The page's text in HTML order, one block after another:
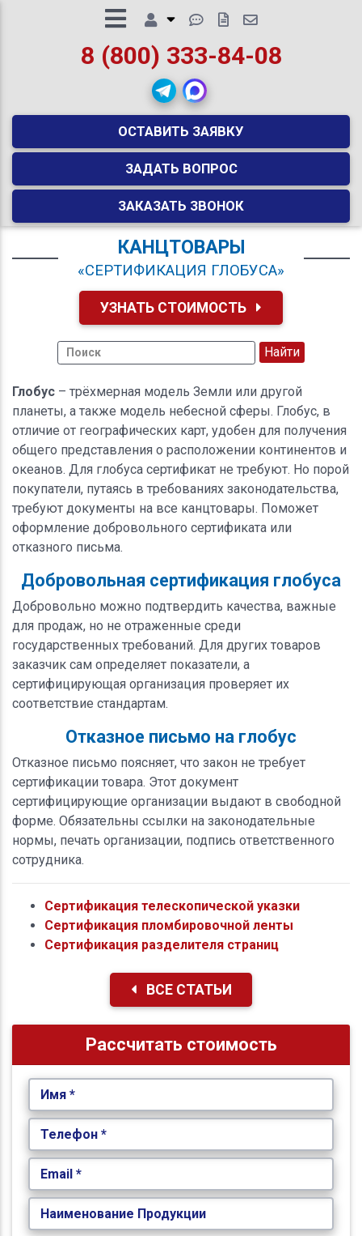
8 (800) 333-84-08
ОСТАВИТЬ ЗАЯВКУ
ЗАДАТЬ ВОПРОС
ЗАКАЗАТЬ ЗВОНОК
КАНЦТОВАРЫ
«СЕРТИФИКАЦИЯ ГЛОБУСА»
УЗНАТЬ СТОИМОСТЬ
Глобус – трёхмерная модель Земли или другой
планеты, а также модель небесной сферы. Глобус, в
отличие от географических карт, удобен для получения
общего представления о расположении континентов и
океанов. Для глобуса сертификат не требуют. Но порой
покупатели, путаясь в требованиях законодательства,
требуют документы на все канцтовары. Поможет
оформление добровольного сертификата или
отказного письма.
Добровольная сертификация глобуса
Добровольно можно подтвердить качества, важные
для продаж, но не отраженные среди
государственных требований. Для других товаров
заказчик сам определяет показатели, а
сертифицирующая организация проверяет их
соответствие стандартам.
Отказное письмо на глобус
Отказное письмо поясняет, что закон не требует
сертификации товара. Этот документ
сертифицирующие организации выдают в свободной
форме. Обязательны ссылки на законодательные
нормы, печать организации, подпись ответственного
сотрудника.
Сертификация телескопической указки
Сертификация пломбировочной ленты
Сертификация разделителя страниц
ВСЕ СТАТЬИ
Рассчитать стоимость
Имя *
Телефон *
Email *
Наименование Продукции